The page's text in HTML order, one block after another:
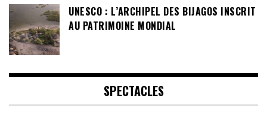
UNESCO : L’ARCHIPEL DES BIJAGOS INSCRIT
AU PATRIMOINE MONDIAL
SPECTACLES